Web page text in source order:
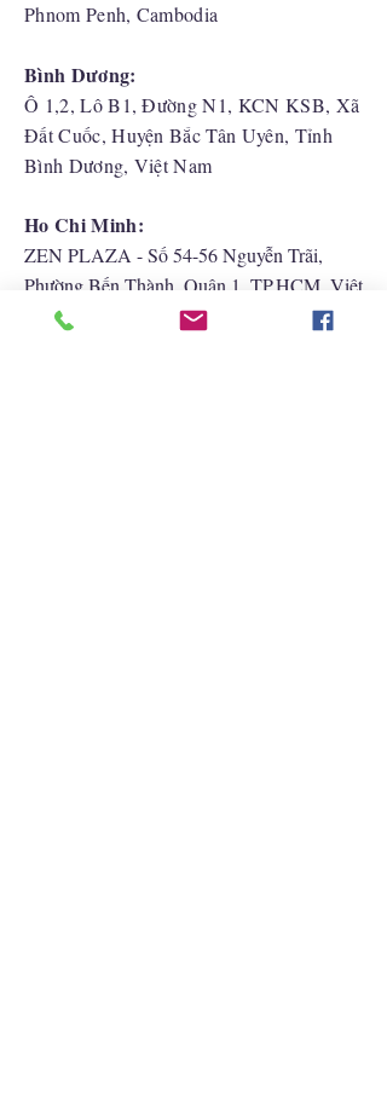
Phnom Penh, Cambodia
Bình Dương:
Ô 1,2, Lô B1, Đường N1, KCN KSB, Xã
Đất Cuốc, Huyện Bắc Tân Uyên, Tỉnh
Bình Dương, Việt Nam
Ho Chi Minh:
ZEN PLAZA - Số 54-56 Nguyễn Trãi,
Phường Bến Thành, Quận 1, TP.HCM, Việt
Nam